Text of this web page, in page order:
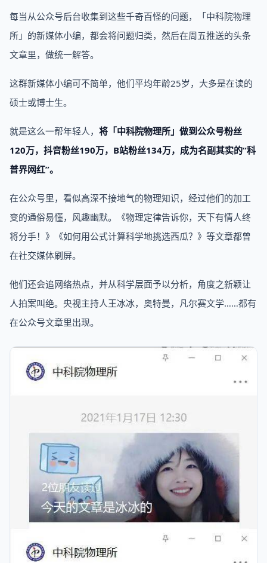
每当从公众号后台收集到这些千奇百怪的问题，「中科院物理
所」的新媒体小编，都会将问题归类，然后在周五推送的头条
文章里，做统一解答。
这群新媒体小编可不简单，他们平均年龄25岁，大多是在读的
硕士或博士生。
就是这么一帮年轻人， 将「中科院物理所」做到公众号粉丝
120万，抖音粉丝190万，B站粉丝134万，成为名副其实的“科
普界网红”。
在公众号里，看似高深不接地气的物理知识，经过他们的加工
变的通俗易懂，风趣幽默。《物理定律告诉你，天下有情人终
将分手！》《如何用公式计算科学地挑选西瓜？》等文章都曾
在社交媒体刷屏。
他们还会追网络热点，并从科学层面予以分析，角度之新颖让
人拍案叫绝。央视主持人王冰冰，奥特曼，凡尔赛文学……都有
在公众号文章里出现。